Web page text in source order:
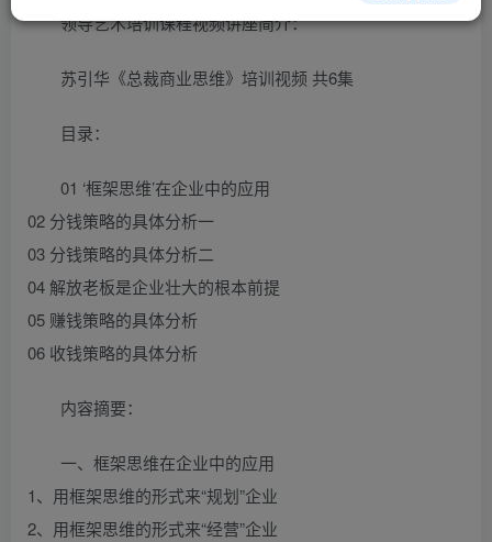
领导艺术培训课程视频讲座简介：
苏引华《总裁商业思维》培训视频 共6集
目录：
01 ‘框架思维’在企业中的应用
02 分钱策略的具体分析一
03 分钱策略的具体分析二
04 解放老板是企业壮大的根本前提
05 赚钱策略的具体分析
06 收钱策略的具体分析
内容摘要：
一、框架思维在企业中的应用
1、用框架思维的形式来“规划”企业
2、用框架思维的形式来“经营”企业